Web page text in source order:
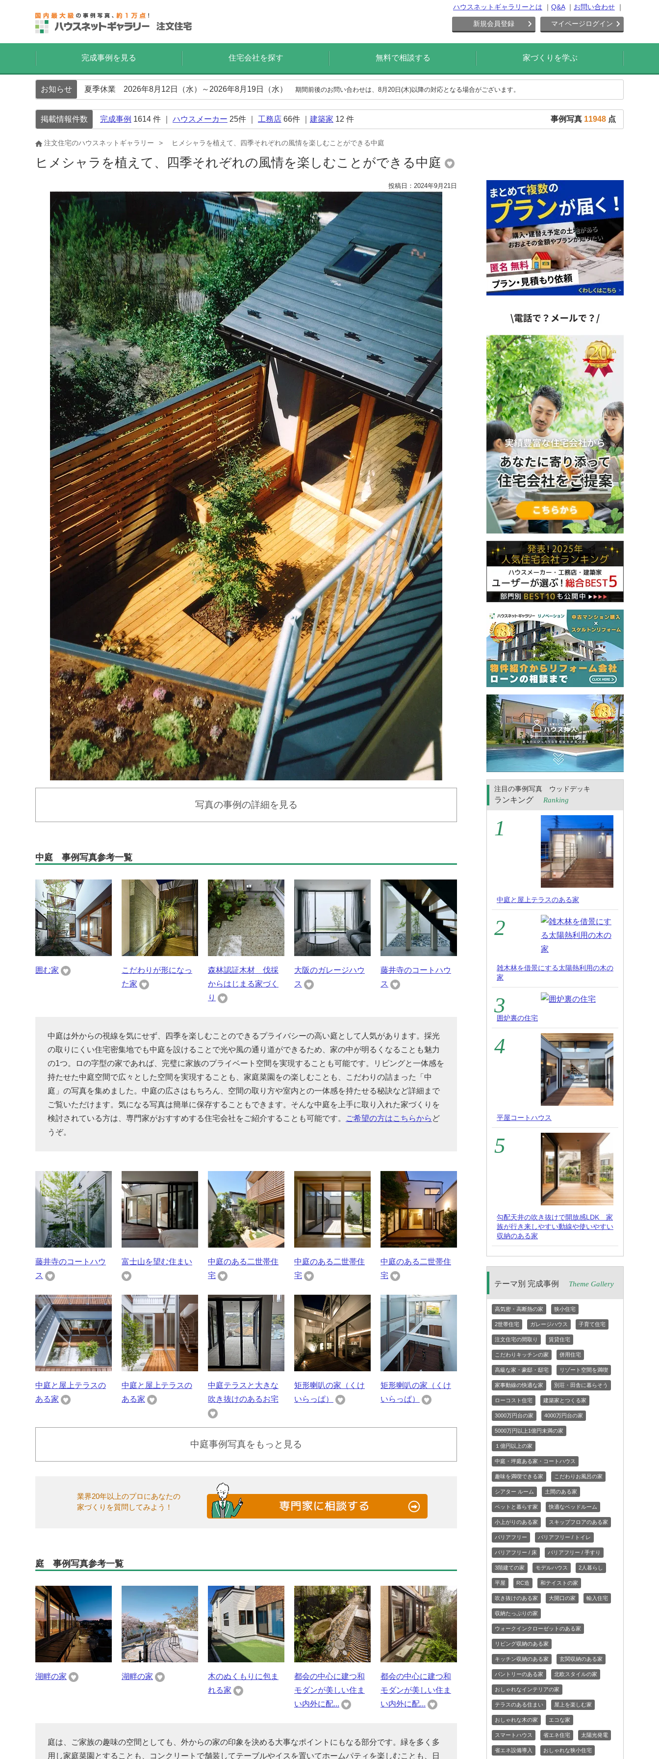
ハウスネットギャラリーとは Q&A お問い合わせ
新規会員登録 マイページログイン
完成事例を見る 住宅会社を探す 無料で相談する 家づくりを学ぶ
お知らせ 夏季休業 2026年8月12日（水）～2026年8月19日（水） 期間前後のお問い合わせは、8月20日(木)以降の対応となる場合がございます。
掲載情報件数 完成事例 1614 件 ｜ ハウスメーカー 25件 ｜ 工務店 66件 ｜ 建築家 12 件 事例写真 11948 点
注文住宅のハウスネットギャラリー ヒメシャラを植えて、四季それぞれの風情を楽しむことができる中庭
ヒメシャラを植えて、四季それぞれの風情を楽しむことができる中庭
投稿日：2024年9月21日
写真の事例の詳細を見る
中庭 事例写真参考一覧
囲む家
こだわりが形になっ
た家
森林認証木材 伐採
からはじまる家づく
り
大阪のガレージハウ
ス
藤井寺のコートハウ
ス
中庭は外からの視線を気にせず、四季を楽しむことのできるプライバシーの高い庭として人気があります。採光
の取りにくい住宅密集地でも中庭を設けることで光や風の通り道ができるため、家の中が明るくなることも魅力
の1つ。ロの字型の家であれば、完璧に家族のプライベート空間を実現することも可能です。リビングと一体感を
持たせた中庭空間で広々とした空間を実現することも、家庭菜園をの楽しむことも、こだわりの詰まった「中
庭」の写真を集めました。中庭の広さはもちろん、空間の取り方や室内との一体感を持たせる秘訣など詳細まで
ご覧いただけます。気になる写真は簡単に保存することもできます。そんな中庭を上手に取り入れた家づくりを
検討されている方は、専門家がおすすめする住宅会社をご紹介することも可能です。
ご希望の方はこちらから ど
うぞ。
藤井寺のコートハウ
ス
富士山を望む住まい
中庭のある二世帯住
宅
中庭のある二世帯住
宅
中庭のある二世帯住
宅
中庭と屋上テラスの
ある家
中庭と屋上テラスの
ある家
中庭テラスと大きな
吹き抜けのあるお宅
矩形喇叭の家（くけ
いらっぱ）
矩形喇叭の家（くけ
いらっぱ）
中庭事例写真をもっと見る
業界20年以上のプロにあなたの
家づくりを質問してみよう！
庭 事例写真参考一覧
湖畔の家 湖畔の家
木のぬくもりに包ま
れる家
都会の中心に建つ和
モダンが美しい住ま
い内外に配...
都会の中心に建つ和
モダンが美しい住ま
い内外に配...
庭は、ご家族の趣味の空間としても、外からの家の印象を決める大事なポイントにもなる部分です。緑を多く多
用し家庭菜園とすることも、コンクリートで舗装してテーブルやイスを置いてホームパティを楽しむことも、日
注目の事例写真 ウッドデッキ
ランキング Ranking
中庭と屋上テラスのある家
雑木林を借景にする太陽熱利用の木の
家
囲炉裏の住宅
平屋コートハウス
勾配天井の吹き抜けで開放感LDK 家
族が行き来しやすい動線や使いやすい
収納のある家
テーマ別 完成事例 Theme Gallery
高気密・高断熱の家 狭小住宅
2世帯住宅 ガレージハウス 子育て住宅
注文住宅の間取り 賃貸住宅
こだわりキッチンの家 併用住宅
高級な家・豪邸・邸宅 リゾート空間を満喫
家事動線の快適な家 別荘・田舎に暮らそう
ローコスト住宅 建築家とつくる家
3000万円台の家 4000万円台の家
5000万円以上1億円未満の家
１億円以上の家
中庭・坪庭ある家・コートハウス
趣味を満喫できる家 こだわりお風呂の家
シアター ルーム 土間のある家
ペットと暮らす家 快適なベッドルーム
小上がりのある家 スキップフロアのある家
バリアフリー バリアフリー / トイレ
バリアフリー / 床 バリアフリー / 手すり
3階建ての家 モデルハウス 2人暮らし
平屋 RC造 和テイストの家
吹き抜けのある家 大開口の家 輸入住宅
収納たっぷりの家
ウォークインクローゼットのある家
リビング収納のある家
キッチン収納のある家 玄関収納のある家
パントリーのある家 北欧スタイルの家
おしゃれなインテリアの家
テラスのある住まい 屋上を楽しむ家
おしゃれな木の家 エコな家
スマートハウス 省エネ住宅 太陽光発電
省エネ設備導入 おしゃれな狭小住宅